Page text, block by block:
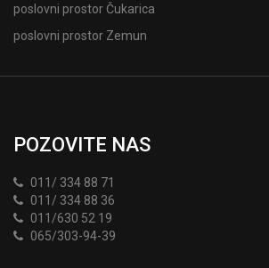
poslovni prostor Čukarica
poslovni prostor Zemun
POZOVITE NAS
011/ 334 88 71
011/ 334 88 36
011/630 52 19
065/303-94-39